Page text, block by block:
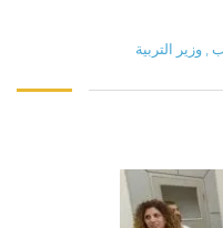
, وزير التربية